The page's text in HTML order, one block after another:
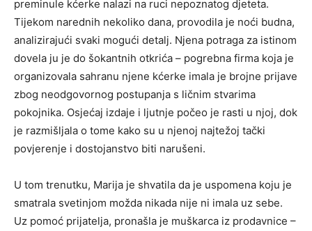
preminule kćerke nalazi na ruci nepoznatog djeteta.
Tijekom narednih nekoliko dana, provodila je noći budna,
analizirajući svaki mogući detalj. Njena potraga za istinom
dovela ju je do šokantnih otkrića – pogrebna firma koja je
organizovala sahranu njene kćerke imala je brojne prijave
zbog neodgovornog postupanja s ličnim stvarima
pokojnika. Osjećaj izdaje i ljutnje počeo je rasti u njoj, dok
je razmišljala o tome kako su u njenoj najtežoj tački
povjerenje i dostojanstvo biti narušeni.
U tom trenutku, Marija je shvatila da je uspomena koju je
smatrala svetinjom možda nikada nije ni imala uz sebe.
Uz pomoć prijatelja, pronašla je muškarca iz prodavnice –